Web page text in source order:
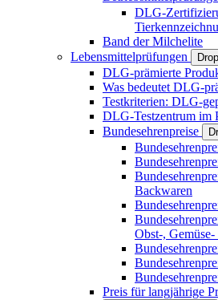
DLG-
Band der Milchelite
Lebensmittelprüfungen
DLG-prämierte
Was bedeutet DLG-
Testkriterien: DLG-
DLG-Testzentrum im
Bundesehrenpreise
Backwaren
Obst-,
Preis für langjährige